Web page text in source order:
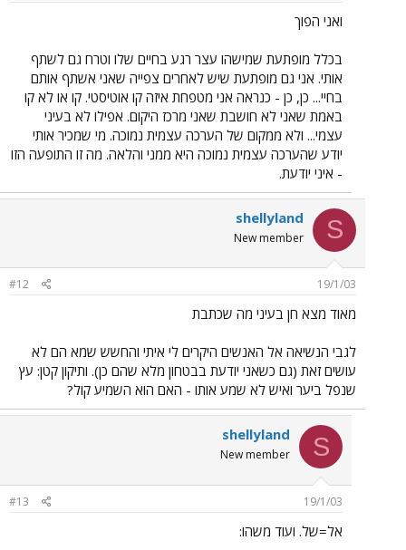
ואני הפוך
בכלל מופתעת שמישהו עצר רגע בחיים שלו וטרח גם לשתף
אותי. אני גם מופתעת שיש לאחרים צפייה שאני אשתף אותם
בחיי... כן, כן - כנראה אני מטפחת איזה קו אוטיסטי. קו או לא קו
באמת שאני לא חושבת שאני מרכז היקום. אפילו לא בעיני
עצמי... ולא ממקום של הערכה עצמית נמוכה. מי שמכיר אותי
יודע שהערכה עצמית נמוכה היא ממני והלאה. מה זו התופעה הזו
- איני יודעת.
S
shellyland
New member
19/1/03
#12
מאוד מצא חן בעיני מה שכתבת
לגבי הנשיאה אל האנשים היקרים לי איתי והחשש שמא הם לא
עושים זאת (גם כשאני יודעת בבטחון מלא שהם כן). ותיקון קטן: עץ
שנפל ביער ואיש לא שמע אותו - האם הוא השמיע קול?
S
shellyland
New member
19/1/03
#13
אל=של. ועוד משהו: